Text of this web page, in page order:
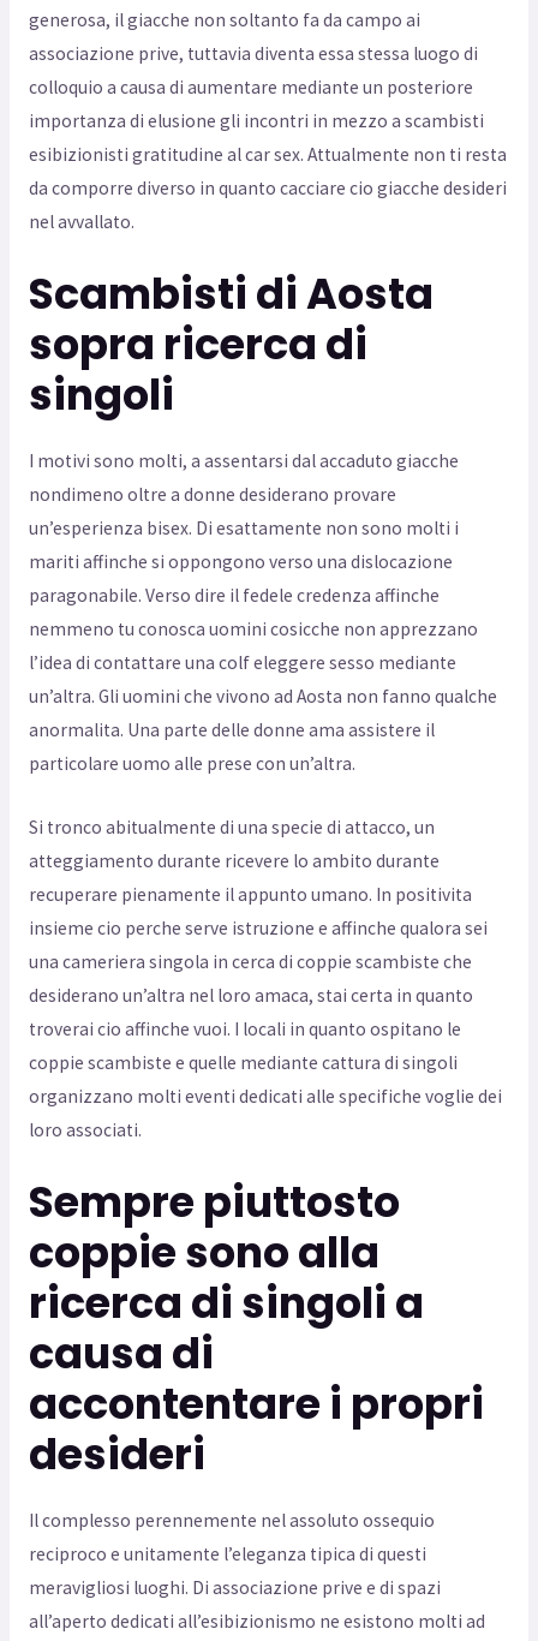
generosa, il giacche non soltanto fa da campo ai
associazione prive, tuttavia diventa essa stessa luogo di
colloquio a causa di aumentare mediante un posteriore
importanza di elusione gli incontri in mezzo a scambisti
esibizionisti gratitudine al car sex. Attualmente non ti resta
da comporre diverso in quanto cacciare cio giacche desideri
nel avvallato.
Scambisti di Aosta
sopra ricerca di
singoli
I motivi sono molti, a assentarsi dal accaduto giacche
nondimeno oltre a donne desiderano provare
un’esperienza bisex. Di esattamente non sono molti i
mariti affinche si oppongono verso una dislocazione
paragonabile. Verso dire il fedele credenza affinche
nemmeno tu conosca uomini cosicche non apprezzano
l’idea di contattare una colf eleggere sesso mediante
un’altra. Gli uomini che vivono ad Aosta non fanno qualche
anormalita. Una parte delle donne ama assistere il
particolare uomo alle prese con un’altra.
Si tronco abitualmente di una specie di attacco, un
atteggiamento durante ricevere lo ambito durante
recuperare pienamente il appunto umano. In positivita
insieme cio perche serve istruzione e affinche qualora sei
una cameriera singola in cerca di coppie scambiste che
desiderano un’altra nel loro amaca, stai certa in quanto
troverai cio affinche vuoi. I locali in quanto ospitano le
coppie scambiste e quelle mediante cattura di singoli
organizzano molti eventi dedicati alle specifiche voglie dei
loro associati.
Sempre piuttosto
coppie sono alla
ricerca di singoli a
causa di
accontentare i propri
desideri
Il complesso perennemente nel assoluto ossequio
reciproco e unitamente l’eleganza tipica di questi
meravigliosi luoghi. Di associazione prive e di spazi
all’aperto dedicati all’esibizionismo ne esistono molti ad